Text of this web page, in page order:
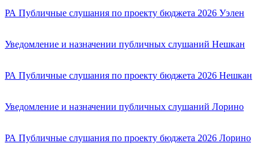
РА Публичные слушания по проекту бюджета 2026 Уэлен
Уведомление и назначении публичных слушаний Нешкан
РА Публичные слушания по проекту бюджета 2026 Нешкан
Уведомление и назначении публичных слушаний Лорино
РА Публичные слушания по проекту бюджета 2026 Лорино